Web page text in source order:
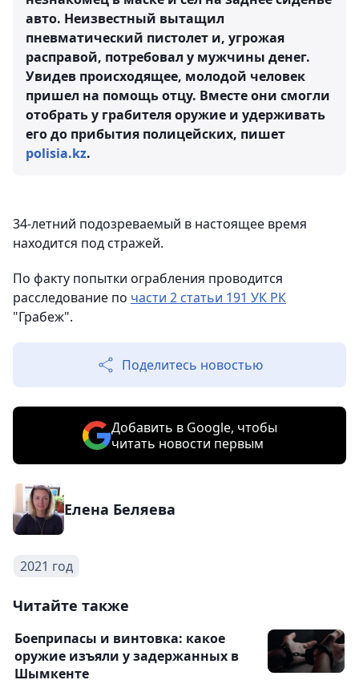
авто. Неизвестный вытащил
пневматический пистолет и, угрожая
расправой, потребовал у мужчины денег.
Увидев происходящее, молодой человек
пришел на помощь отцу. Вместе они смогли
отобрать у грабителя оружие и удерживать
его до прибытия полицейских, пишет
polisia.kz.
34-летний подозреваемый в настоящее время
находится под стражей.
По факту попытки ограбления проводится
расследование по части 2 статьи 191 УК РК
"Грабеж".
Поделитесь новостью
Добавить в Google, чтобы
читать новости первым
Елена Беляева
2021 год
Читайте также
Боеприпасы и винтовка: какое
оружие изъяли у задержанных в
Шымкенте